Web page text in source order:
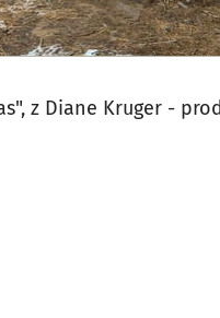
z Diane Kruger -